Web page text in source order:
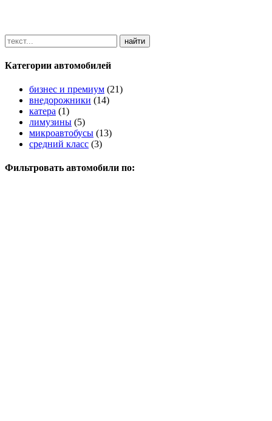
Категории автомобилей
бизнес и премиум (21)
внедорожники (14)
катера (1)
лимузины (5)
микроавтобусы (13)
средний класс (3)
Фильтровать автомобили по: